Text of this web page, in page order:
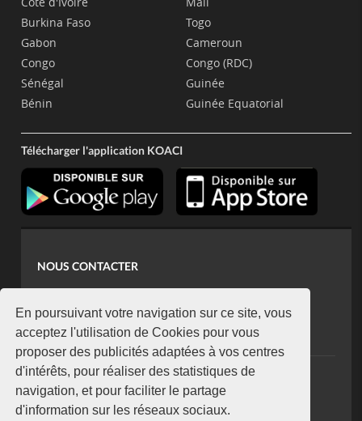
En poursuivant votre navigation sur ce site, vous
acceptez l'utilisation de Cookies pour vous
proposer des publicités adaptées à vos centres
d'intérêts, pour réaliser des statistiques de
navigation, et pour faciliter le partage
d'information sur les réseaux sociaux.
Burkina Faso
Gabon
Congo
Sénégal
Bénin
Togo
Cameroun
Congo (RDC)
Guinée
Guinée Equatorial
Télécharger l'application KOACI
NOUS CONTACTER
koaci@yahoo.fr
+225 07 08 85 52 93
NEWSLETTER
Restez connecté via notre newsletter